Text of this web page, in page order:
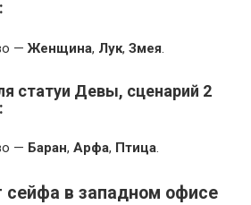
—Женщина, Лук, Змея.
статуи Девы, сценарий 2
— Баран, Арфа, Птица.
сейфа в западном офисе